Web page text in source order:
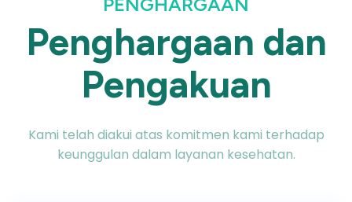
Penghargaan dan
Pengakuan
Kami telah diakui atas komitmen kami terhadap
keunggulan dalam layanan kesehatan.